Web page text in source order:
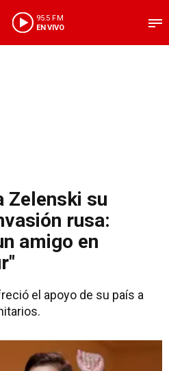
95.5 FM
EN VIVO
Zelenski su
rusa:
amigo en
el apoyo de su país a